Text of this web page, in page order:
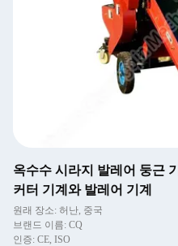
옥수수 시라지 발레어 둥근
커터 기계와 발레어 기계
원래 장소: 허난, 중국
브랜드 이름: CQ
인증: CE, ISO